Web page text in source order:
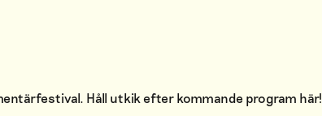
Håll utkik efter kommande program här!